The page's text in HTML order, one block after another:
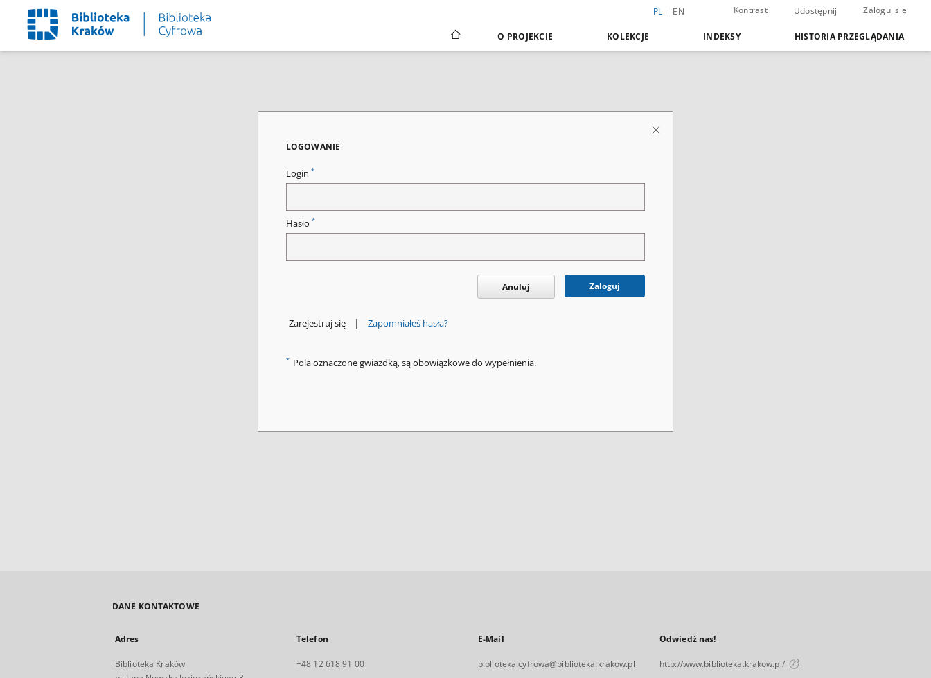
PL EN Kontrast Udostępnij Zaloguj się
O PROJEKCIE KOLEKCJE INDEKSY HISTORIA PRZEGLĄDANIA
LOGOWANIE
Login *
Hasło *
Anuluj Zaloguj
Zarejestruj się | Zapomniałeś hasła?
* Pola oznaczone gwiazdką, są obowiązkowe do wypełnienia.
DANE KONTAKTOWE
Adres
Biblioteka Kraków
Telefon
+48 12 618 91 00
E-Mail
biblioteka.cyfrowa@biblioteka.krakow.pl
Odwiedź nas!
http://www.biblioteka.krakow.pl/